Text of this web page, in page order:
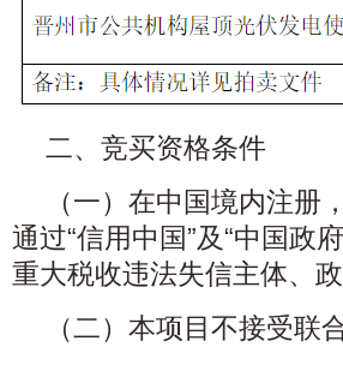
二、竞买资格条件
（一）在中国境内注
通过“信用中国”及“中国政
重大税收违法失信主体、
（二）本项目不接受联